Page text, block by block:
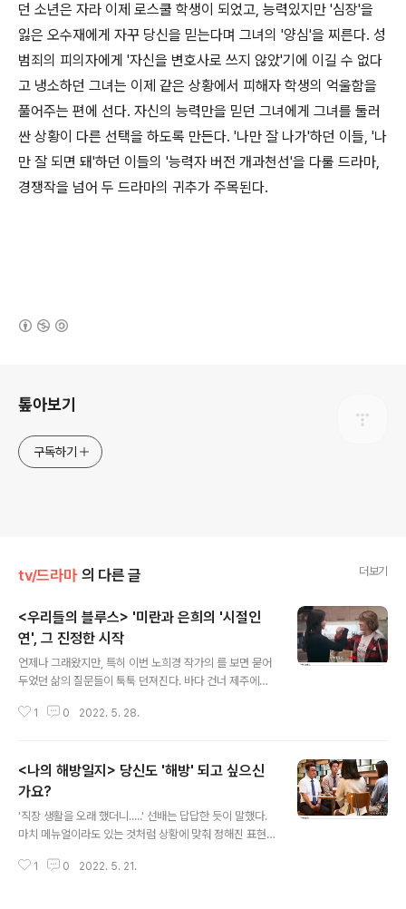
던 소년은 자라 이제 로스쿨 학생이 되었고, 능력있지만 '심장'을
잃은 오수재에게 자꾸 당신을 믿는다며 그녀의 '양심'을 찌른다. 성
범죄의 피의자에게 '자신을 변호사로 쓰지 않았'기에 이길 수 없다
고 냉소하던 그녀는 이제 같은 상황에서 피해자 학생의 억울함을
풀어주는 편에 선다. 자신의 능력만을 믿던 그녀에게 그녀를 둘러
싼 상황이 다른 선택을 하도록 만든다. '나만 잘 나가'하던 이들, '나
만 잘 되면 돼'하던 이들의 '능력자 버전 개과천선'을 다룰 드라마,
경쟁작을 넘어 두 드라마의 귀추가 주목된다.
톺아보기
구독하기
tv/드라마 의 다른 글 더보기
<우리들의 블루스> '미란과 은희의 '시절인
연', 그 진정한 시작
언제나 그래왔지만, 특히 이번 노희경 작가의 를 보면 묻어
두었던 삶의 질문들이 툭툭 던져진다. 바다 건너 제주에서
와 얽힌 인연들이 있다. 아마도 그래서 '우리들'의 블루스인
시절부터 대표적 엔터테이너로 당대를 풍미했던 엄정화란
존재와, 우리에게 그 이름을 알리기 까지 대학로 연출에서
부터 마트 직원에 이르기까지 숱한 인생 역정을 겪으며 뒤
늦게 그 이름을 알린 이정은이란 배우가 '친구'로 등장하는
'조합'이 보는 이들로 하여금 묘한 감상을 불러일으킨다. 이
정은 배우가 메인 주연을 하는 드라마에 엄정화란 배우가
1 0 2022. 5. 28.
<나의 해방일지> 당신도 '해방' 되고 싶으신
가요?
'직장 생활을 오래 했더니.....' 선배는 답답한 듯이 말했다.
마치 메뉴얼이라도 있는 것처럼 상황에 맞춰 정해진 표현
상황이 오자 막막해하셨다. 소향기 팀장을 보니 그 선배가
1 0 2022. 5. 21.